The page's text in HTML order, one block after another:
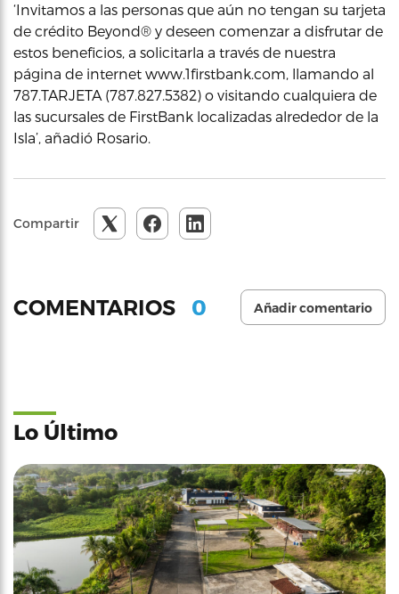
‘Invitamos a las personas que aún no tengan su tarjeta
de crédito Beyond® y deseen comenzar a disfrutar de
estos beneficios, a solicitarla a través de nuestra
página de internet www.1firstbank.com, llamando al
787.TARJETA (787.827.5382) o visitando cualquiera de
las sucursales de FirstBank localizadas alrededor de la
Isla’, añadió Rosario.
Compartir
COMENTARIOS 0 Añadir comentario
Lo Último